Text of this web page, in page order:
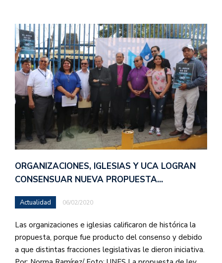
ORGANIZACIONES, IGLESIAS Y UCA LOGRAN
CONSENSUAR NUEVA PROPUESTA…
Actualidad 06/02/2020
Las organizaciones e iglesias calificaron de histórica la
propuesta, porque fue producto del consenso y debido
a que distintas fracciones legislativas le dieron iniciativa.